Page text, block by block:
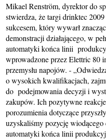
Mikael Renström, dyrektor do
stwierdza, że targi drinktec
sukcesem, który wywarł
demonstracji działającego, w
automatyki końca linii
wprowadzone przez Elettric 80
przemysłu napojów. -
o wysokich kwalifikacjach,
do podejmowania decyzji i
zakupów. Ich pozytywne
porozumienia dotyczące
uzyskaliśmy pozycję
automatyki końca linii